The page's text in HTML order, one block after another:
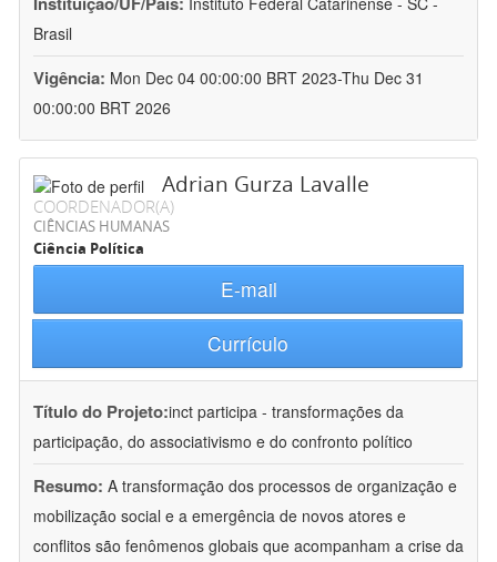
Brasil
Vigência: Mon Dec 04 00:00:00 BRT 2023-Thu Dec 31
00:00:00 BRT 2026
Adrian Gurza Lavalle
COORDENADOR(A)
CIÊNCIAS HUMANAS
Ciência Política
E-mail
Currículo
Título do Projeto:inct participa - transformações da
participação, do associativismo e do confronto político
Resumo: A transformação dos processos de organização e
mobilização social e a emergência de novos atores e
conflitos são fenômenos globais que acompanham a crise da